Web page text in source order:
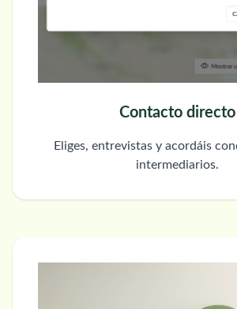
Contacto directo
Eliges, entrevistas y acordáis
intermediarios.